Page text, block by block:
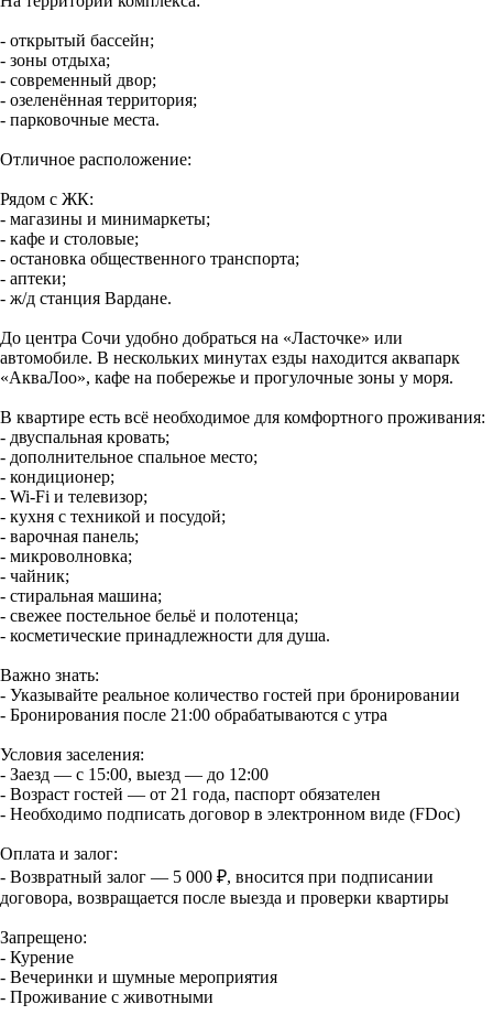
- открытый бассейн;
- зоны отдыха;
- современный двор;
- озеленённая территория;
- парковочные места.
Отличное расположение:
Рядом с ЖК:
- магазины и минимаркеты;
- кафе и столовые;
- остановка общественного транспорта;
- аптеки;
- ж/д станция Вардане.
До центра Сочи удобно добраться на «Ласточке» или
автомобиле. В нескольких минутах езды находится аквапарк
«АкваЛоо», кафе на побережье и прогулочные зоны у моря.
В квартире есть всё необходимое для комфортного проживания:
- двуспальная кровать;
- дополнительное спальное место;
- кондиционер;
- Wi-Fi и телевизор;
- кухня с техникой и посудой;
- варочная панель;
- микроволновка;
- чайник;
- стиральная машина;
- свежее постельное бельё и полотенца;
- косметические принадлежности для душа.
Важно знать:
- Указывайте реальное количество гостей при бронировании
- Бронирования после 21:00 обрабатываются с утра
Условия заселения:
- Заезд — с 15:00, выезд — до 12:00
- Возраст гостей — от 21 года, паспорт обязателен
- Необходимо подписать договор в электронном виде (FDос)
Оплата и залог:
- Возвратный залог — 5 000 ₽, вносится при подписании
договора, возвращается после выезда и проверки квартиры
Запрещено:
- Курение
- Вечеринки и шумные мероприятия
- Проживание с животными